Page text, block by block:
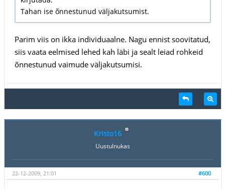
Tahan ise õnnestunud väljakutsumist.
Parim viis on ikka individuaalne. Nagu ennist soovitatud,
siis vaata eelmised lehed kah läbi ja sealt leiad rohkeid
õnnestunud vaimude väljakutsumisi.
Kristo16
Uustulnukas
#600
22-12-2009, 21:01